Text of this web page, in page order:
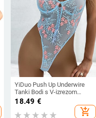
YiDuo Push Up Underwire
Tanki Bodi s V-izrezom
Proziran Sexy Club Party
Body Top Ženski mrežasti
Bodi s cvjetnim vezom
18.49 €
add_shopping_cart